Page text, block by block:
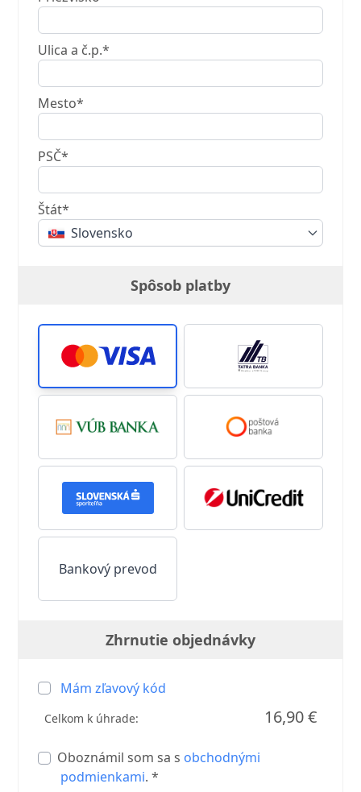
Ulica a č.p.*
Mesto*
PSČ*
Štát*
Slovensko
Spôsob platby
Bankový prevod
Zhrnutie objednávky
Mám zľavový kód
Celkom k úhrade: 16,90 €
Oboznámil som sa s obchodnými
podmienkami. *